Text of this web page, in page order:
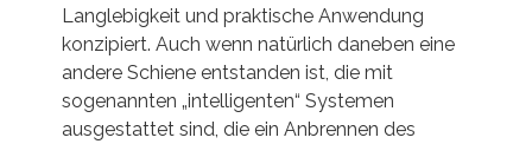
Langlebigkeit und praktische Anwendung
konzipiert. Auch wenn natürlich daneben eine
andere Schiene entstanden ist, die mit
sogenannten „intelligenten“ Systemen
ausgestattet sind, die ein Anbrennen des